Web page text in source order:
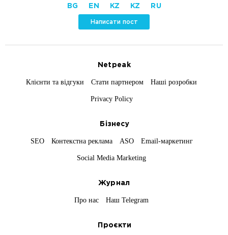
BG EN KZ KZ RU
Написати пост
Netpeak
Клієнти та відгуки Стати партнером Наші розробки
Privacy Policy
Бізнесу
SEO Контекстна реклама ASO Email-маркетинг
Social Media Marketing
Журнал
Про нас Наш Telegram
Проєкти